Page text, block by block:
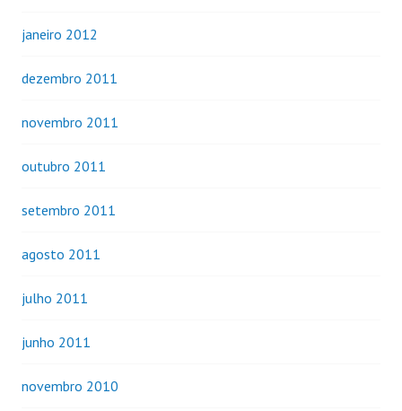
janeiro 2012
dezembro 2011
novembro 2011
outubro 2011
setembro 2011
agosto 2011
julho 2011
junho 2011
novembro 2010